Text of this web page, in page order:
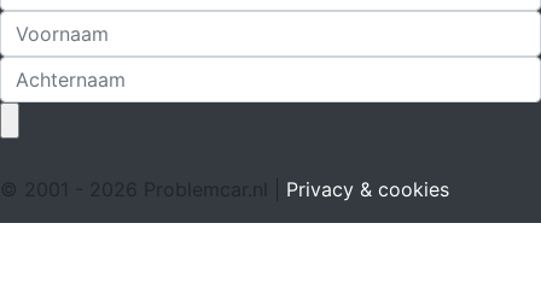
© 2001 - 2026 Problemcar.nl | Privacy & cookies